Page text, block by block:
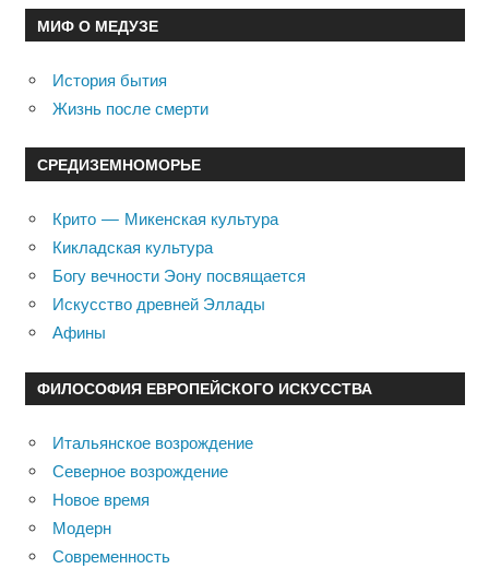
МИФ О МЕДУЗЕ
История бытия
Жизнь после смерти
СРЕДИЗЕМНОМОРЬЕ
Крито — Микенская культура
Кикладская культура
Богу вечности Эону посвящается
Искусство древней Эллады
Афины
ФИЛОСОФИЯ ЕВРОПЕЙСКОГО ИСКУССТВА
Итальянское возрождение
Северное возрождение
Новое время
Модерн
Современность